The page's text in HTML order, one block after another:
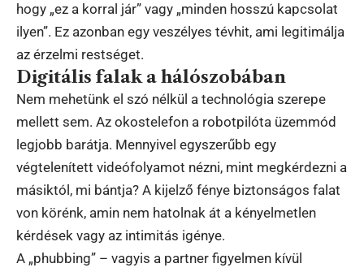
hogy „ez a korral jár” vagy „minden hosszú kapcsolat
ilyen”. Ez azonban egy veszélyes tévhit, ami legitimálja
az érzelmi restséget.
Digitális falak a hálószobában
Nem mehetünk el szó nélkül a technológia szerepe
mellett sem. Az okostelefon a robotpilóta üzemmód
legjobb barátja. Mennyivel egyszerűbb egy
végtelenített videófolyamot nézni, mint megkérdezni a
másiktól, mi bántja? A kijelző fénye biztonságos falat
von körénk, amin nem hatolnak át a kényelmetlen
kérdések vagy az intimitás igénye.
A „phubbing” – vagyis a partner figyelmen kívül